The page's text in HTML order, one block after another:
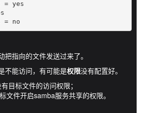
= yes
= no
指向的文件发送过来了。
不能访问，有可能是权限没有配置好。
目标文件的访问权限；
文件开启samba服务共享的权限。